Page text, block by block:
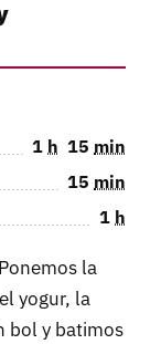
1 h 15 min
15 min
1 h
la
yogur, la
bol y batimos